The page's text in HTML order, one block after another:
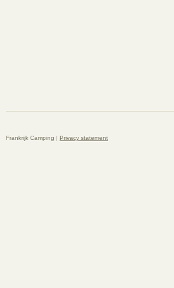
Frankrijk Camping | Privacy statement